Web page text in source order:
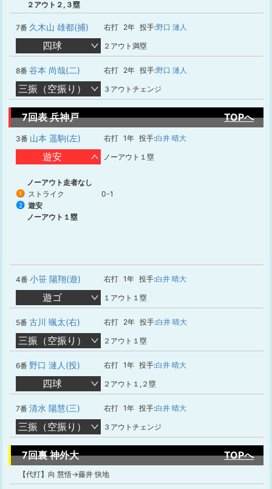
２アウト２,３塁
7番 久木山 雄都(捕) 右打 2年 投手:野口 漣人
四球 ２アウト満塁
8番 谷本 尚哉(二) 右打 2年 投手:野口 漣人
三振（空振り） ３アウトチェンジ
7回表 兵神戸 TOPへ
3番 山本 遥駒(左) 右打 1年 投手:白井 晴大
遊安 ノーアウト１塁
ノーアウト走者なし
1 ストライク 0-1
2
遊安
ノーアウト１塁
4番 小笹 陽翔(遊) 右打 1年 投手:白井 晴大
遊ゴ １アウト１塁
5番 古川 颯太(右) 右打 2年 投手:白井 晴大
三振（空振り） ２アウト１塁
6番 野口 漣人(投) 右打 1年 投手:白井 晴大
四球 ２アウト１,２塁
7番 清水 陽慧(三) 右打 1年 投手:白井 晴大
三振（空振り） ３アウトチェンジ
7回裏 神外大 TOPへ
【代打】向 慧悟→藤井 快地